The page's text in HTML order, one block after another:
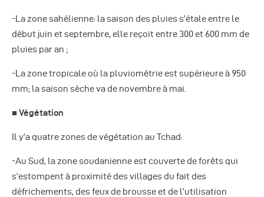
-La zone sahélienne: la saison des pluies s’étale entre le
début juin et septembre, elle reçoit entre 300 et 600 mm de
pluies par an ;
-La zone tropicale où la pluviométrie est supérieure à 950
mm; la saison sèche va de novembre à mai.
■ Végétation
Il y’a quatre zones de végétation au Tchad:
-Au Sud, la zone soudanienne est couverte de forêts qui
s’estompent à proximité des villages du fait des
défrichements, des feux de brousse et de l’utilisation